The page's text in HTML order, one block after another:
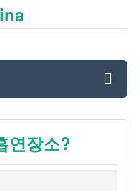
연장소?